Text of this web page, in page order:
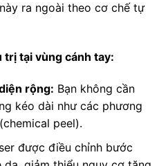
ra ngoài theo cơ chế tự
tại vùng cánh tay:
rộng: Bạn không cần
kéo dài như các phương
peel).
được điều chỉnh bước